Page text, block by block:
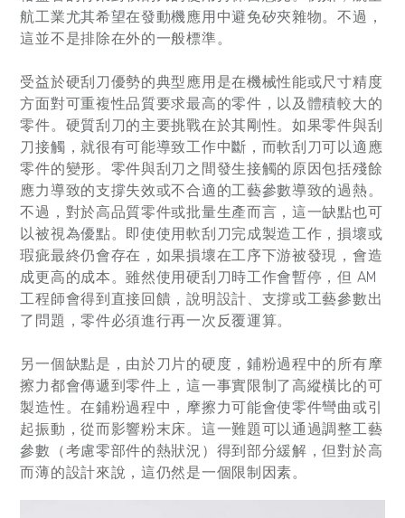
航工業尤其希望在發動機應用中避免矽夾雜物。不過，
這並不是排除在外的一般標準。
受益於硬刮刀優勢的典型應用是在機械性能或尺寸精度
方面對可重複性品質要求最高的零件，以及體積較大的
零件。硬質刮刀的主要挑戰在於其剛性。如果零件與刮
刀接觸，就很有可能導致工作中斷，而軟刮刀可以適應
零件的變形。零件與刮刀之間發生接觸的原因包括殘餘
應力導致的支撐失效或不合適的工藝參數導致的過熱。
不過，對於高品質零件或批量生產而言，這一缺點也可
以被視為優點。即使使用軟刮刀完成製造工作，損壞或
瑕疵最終仍會存在，如果損壞在工序下游被發現，會造
成更高的成本。雖然使用硬刮刀時工作會暫停，但 AM
工程師會得到直接回饋，說明設計、支撐或工藝參數出
了問題，零件必須進行再一次反覆運算。
另一個缺點是，由於刀片的硬度，鋪粉過程中的所有摩
擦力都會傳遞到零件上，這一事實限制了高縱橫比的可
製造性。在鋪粉過程中，摩擦力可能會使零件彎曲或引
起振動，從而影響粉末床。這一難題可以通過調整工藝
參數（考慮零部件的熱狀況）得到部分緩解，但對於高
而薄的設計來說，這仍然是一個限制因素。